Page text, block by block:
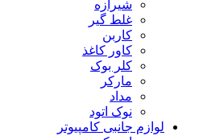
شیرازه
غلط گیر
کاربن
کاور کاغذ
کلر بوک
مارکر
مداد
نوک اتود
لوازم جانبی کامپیوتر